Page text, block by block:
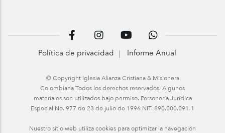
Política de privacidad Informe Anual
© Copyright Iglesia Alianza Cristiana & Misionera
Colombiana Todos los derechos reservados. Algunos
materiales son utilizados bajo permiso. Personería Jurídica
Especial No. 977 de 23 de julio de 1996 NIT. 890.000.091-1
Nuestro sitio web utiliza cookies para optimizar la navegación